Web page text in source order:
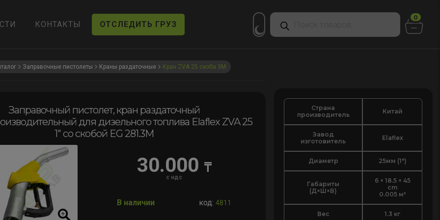
КОНТАКТЫ ОТСЛЕДИТЬ ГРУЗ
Поиск
товаров
0
Заправочные пистолеты Краны раздаточные Кран ZVA 25 скоба 3М
Заправочный пистолет, кран раздаточный
для дизельного топлива Elaflex ZVA 25
1″ cо скобой EG 281.3М
30.000 ₸
с ндс
В наличии код:4811
Страна
производитель
Китай
Завод
изготовитель
Elaflex
Диаметр 25мм (1")
Габариты
(Д×Ш×В)
6 × 18.5 × 45
cm
0.005 м³
Вес 1.3 кг